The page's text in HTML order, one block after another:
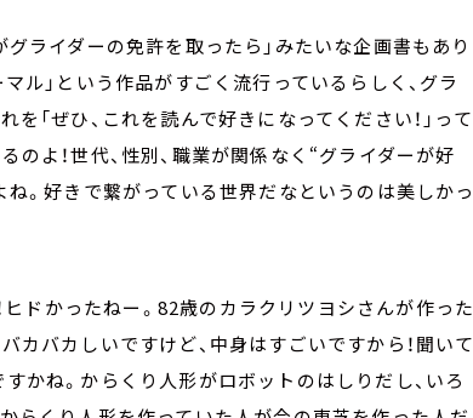
ライダーの免許を取ったら」みたいな企画書もあり
ル」という作品がすごく流行っているらしく、グラ
「ぜひ、これを読んで好きになってください！」って
よ！世代、性別、職業が関係なく“グライダーが好
。好きで繋がっている世界だなというのは美しかっ
ヒドかったねー。82歳のカラクリツヨシさんが作った
バカしいですけど、中身はすごいですから！聞いて
かね。からくり人形がロボットのはしりだし、いろ